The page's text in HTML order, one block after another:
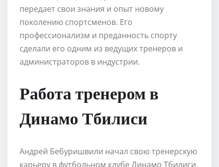
передает свои знания и опыт новому
поколению спортсменов. Его
профессионализм и преданность спорту
сделали его одним из ведущих тренеров и
администраторов в индустрии.
Работа тренером в
Динамо Тбилиси
Андрей Бебуришвили начал свою тренерскую
карьеру в футбольном клубе Динамо Тбилиси.